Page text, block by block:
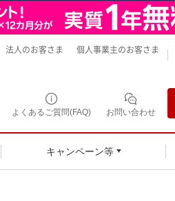
法人のお客さま 個人事業主のお客さま
よくあるご質問(FAQ) お問い合わせ
キャンペーン等